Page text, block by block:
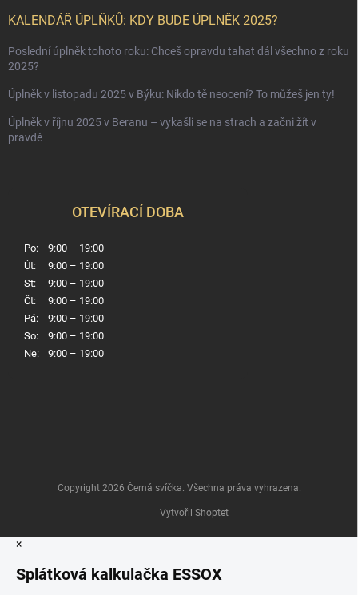
KALENDÁŘ ÚPLŇKŮ: KDY BUDE ÚPLNĚK 2025?
Poslední úplněk tohoto roku: Chceš opravdu tahat dál všechno z roku
2025?
Úplněk v listopadu 2025 v Býku: Nikdo tě neocení? To můžeš jen ty!
Úplněk v říjnu 2025 v Beranu – vykašli se na strach a začni žít v
pravdě
OTEVÍRACÍ DOBA
Po:
9:00 – 19:00
Út:
9:00 – 19:00
St:
9:00 – 19:00
Čt:
9:00 – 19:00
Pá:
9:00 – 19:00
So:
9:00 – 19:00
Ne:
9:00 – 19:00
Vytvořil Shoptet
Copyright 2026 Černá svíčka. Všechna práva vyhrazena.
×
Splátková kalkulačka ESSOX